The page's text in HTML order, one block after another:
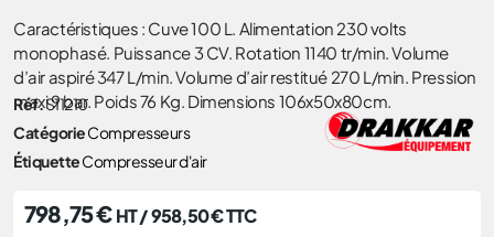
Caractéristiques : Cuve 100 L. Alimentation 230 volts
monophasé. Puissance 3 CV. Rotation 1140 tr/min. Volume
d’air aspiré 347 L/min. Volume d’air restitué 270 L/min. Pression
maxi 9 bar. Poids 76 Kg. Dimensions 106x50x80cm.
Réf.S11210
CatégorieCompresseurs
ÉtiquetteCompresseur d'air
798,75€ HT /958,50€TTC